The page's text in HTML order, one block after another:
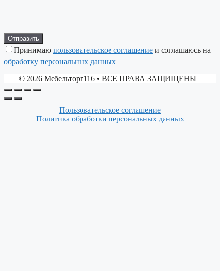
Принимаю пользовательское соглашение и соглашаюсь на
обработку персональных данных
© 2026 Мебельторг116 • ВСЕ ПРАВА ЗАЩИЩЕНЫ
Пользовательское соглашение
Политика обработки персональных данных